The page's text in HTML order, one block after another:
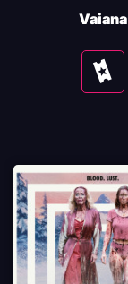
Vaiana
Se
tider